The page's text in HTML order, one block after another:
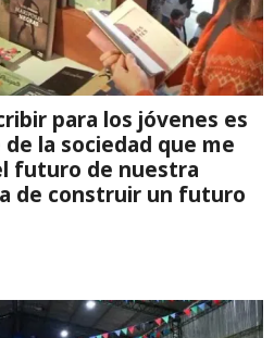
para los jóvenes es
la sociedad que me
futuro de nuestra
de construir un futuro